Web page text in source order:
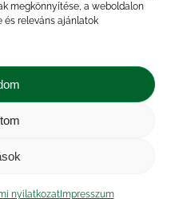
megkönnyítése, a weboldalon
és releváns ajánlatok
nyilatkozatImpresszum
nyilatkozat |